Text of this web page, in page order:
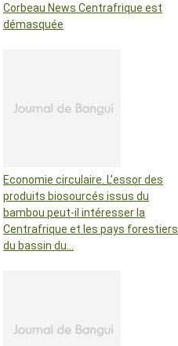
Corbeau News Centrafrique est
démasquée
Economie circulaire. L’essor des
produits biosourcés issus du
bambou peut-il intéresser la
Centrafrique et les pays forestiers
du bassin du…